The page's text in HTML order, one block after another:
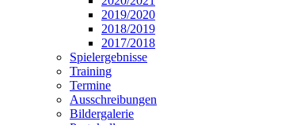
2019/2020
2018/2019
2017/2018
Spielergebnisse
Training
Termine
Ausschreibungen
Bildergalerie